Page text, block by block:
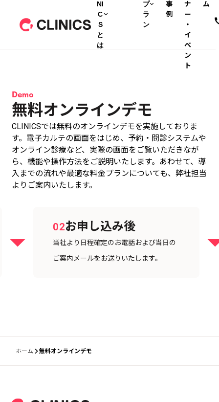
NI
C
S
と
は
プ
ラ
ン
事
例
ナ
ー
・
イ
ベ
ン
ト
ム
Demo
無料オンラインデモ
CLINICSでは無料のオンラインデモを実施しておりま
す。電子カルテの画面をはじめ、予約・問診システムや
オンライン診療など、実際の画面をご覧いただきなが
ら、機能や操作方法をご説明いたします。あわせて、導
入までの流れや最適な料金プランについても、弊社担当
よりご案内いたします。
02お申し込み後
当社より日程確定のお電話および当日の
ご案内メールをお送りいたします。
ホーム 無料オンラインデモ